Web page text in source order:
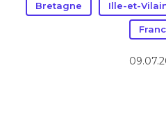
Bretagne Ille-et-